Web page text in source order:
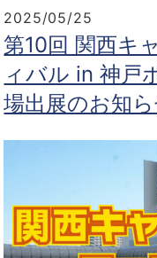
2025/05/25
第10回 関西キ
ィバル in 神戸
場出展のお知